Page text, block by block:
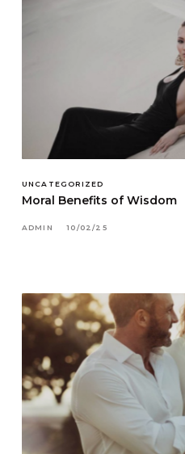
UNCATEGORIZED
Moral Benefits of Wisdom
ADMIN 10/02/25